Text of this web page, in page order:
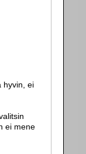
hyvin, ei
ei mene